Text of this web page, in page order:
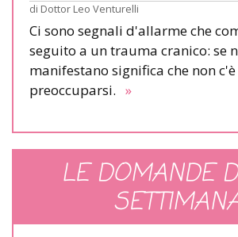
di Dottor Leo Venturelli
Ci sono segnali d'allarme che
seguito a un trauma cranico: se
manifestano significa che non
preoccuparsi. »
LE DOMANDE